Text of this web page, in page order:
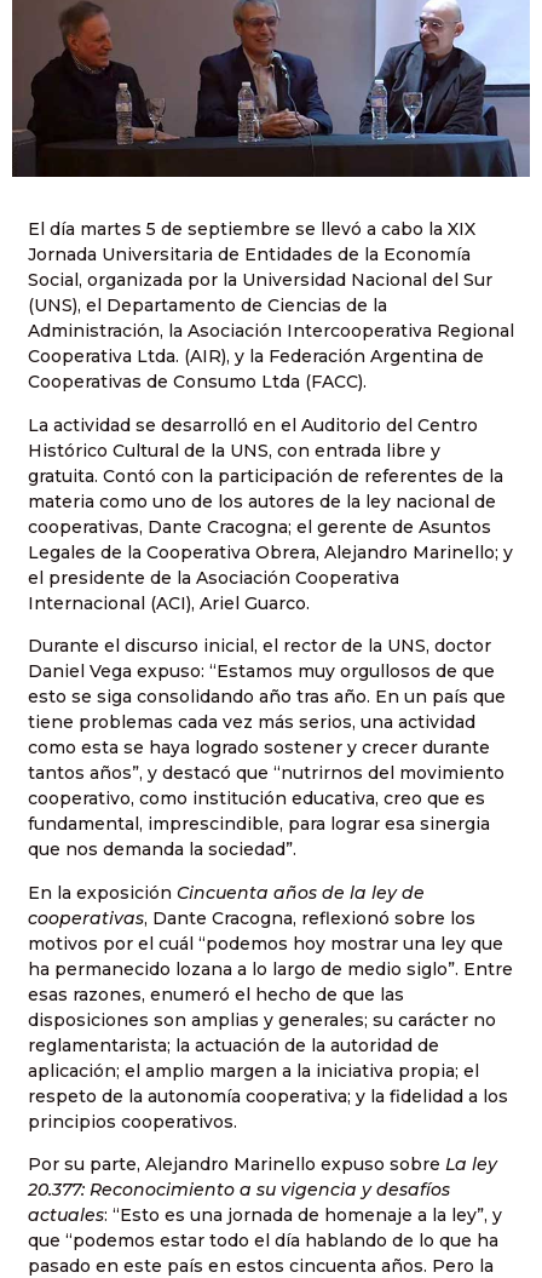
El día martes 5 de septiembre se llevó a cabo la XIX
Jornada Universitaria de Entidades de la Economía
Social, organizada por la Universidad Nacional del Sur
(UNS), el Departamento de Ciencias de la
Administración, la Asociación Intercooperativa Regional
Cooperativa Ltda. (AIR), y la Federación Argentina de
Cooperativas de Consumo Ltda (FACC).
La actividad se desarrolló en el Auditorio del Centro
Histórico Cultural de la UNS, con entrada libre y
gratuita. Contó con la participación de referentes de la
materia como uno de los autores de la ley nacional de
cooperativas, Dante Cracogna; el gerente de Asuntos
Legales de la Cooperativa Obrera, Alejandro Marinello; y
el presidente de la Asociación Cooperativa
Internacional (ACI), Ariel Guarco.
Durante el discurso inicial, el rector de la UNS, doctor
Daniel Vega expuso: “Estamos muy orgullosos de que
esto se siga consolidando año tras año. En un país que
tiene problemas cada vez más serios, una actividad
como esta se haya logrado sostener y crecer durante
tantos años”, y destacó que “nutrirnos del movimiento
cooperativo, como institución educativa, creo que es
fundamental, imprescindible, para lograr esa sinergia
que nos demanda la sociedad”.
En la exposición Cincuenta años de la ley de
cooperativas, Dante Cracogna, reflexionó sobre los
motivos por el cuál “podemos hoy mostrar una ley que
ha permanecido lozana a lo largo de medio siglo”. Entre
esas razones, enumeró el hecho de que las
disposiciones son amplias y generales; su carácter no
reglamentarista; la actuación de la autoridad de
aplicación; el amplio margen a la iniciativa propia; el
respeto de la autonomía cooperativa; y la fidelidad a los
principios cooperativos.
Por su parte, Alejandro Marinello expuso sobre La ley
20.377: Reconocimiento a su vigencia y desafíos
actuales: “Esto es una jornada de homenaje a la ley”, y
que “podemos estar todo el día hablando de lo que ha
pasado en este país en estos cincuenta años. Pero la